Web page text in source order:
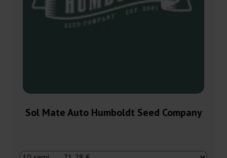
Sol Mate Auto Humboldt Seed Company